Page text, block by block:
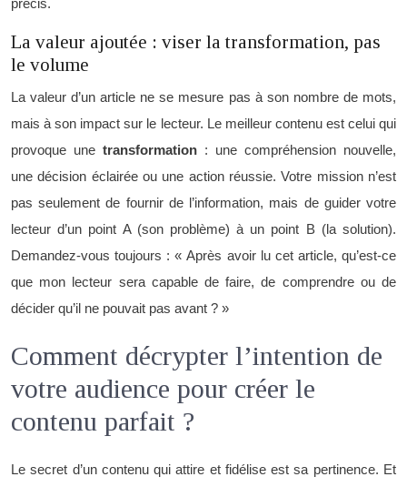
précis.
La valeur ajoutée : viser la transformation, pas
le volume
La valeur d’un article ne se mesure pas à son nombre de mots,
mais à son impact sur le lecteur. Le meilleur contenu est celui qui
provoque une transformation : une compréhension nouvelle,
une décision éclairée ou une action réussie. Votre mission n’est
pas seulement de fournir de l’information, mais de guider votre
lecteur d’un point A (son problème) à un point B (la solution).
Demandez-vous toujours : « Après avoir lu cet article, qu’est-ce
que mon lecteur sera capable de faire, de comprendre ou de
décider qu’il ne pouvait pas avant ? »
Comment décrypter l’intention de
votre audience pour créer le
contenu parfait ?
Le secret d’un contenu qui attire et fidélise est sa pertinence. Et